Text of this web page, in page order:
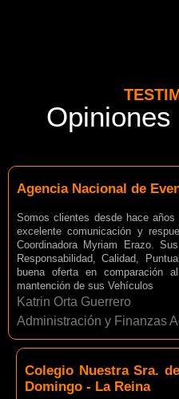
Agencia Nacional de
Somos clientes desde hace
excelente comunicación y
Coordinadora Myriam Erazo.
Responsabilidad, Calidad,
buena oferta en comparación
mantención de sus Vehículos
Katrin Orta Guerrero
Administración y Finanzas
Colegio Nuestra Sra.
Domingo - La Reina